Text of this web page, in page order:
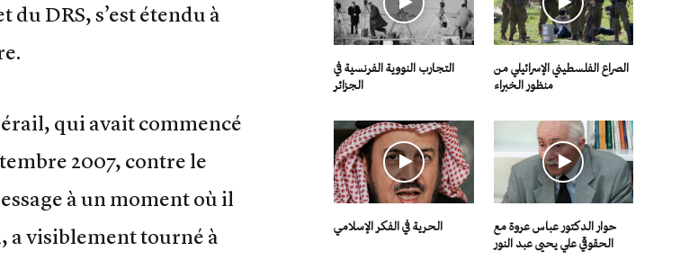
DRS, s’est étendu à
qui avait commencé
2007, contre le
à un moment où il
a visiblement tourné à
التجارب النووية الفرنسية في
الجزائر
الصراع الفلسطيني الإسرائيلي من
منظور الخبراء
الحرية في الفكر الإسلامي
حوار الدكتور عباس عروة مع
الحقوقي علي يحيى عبد النور